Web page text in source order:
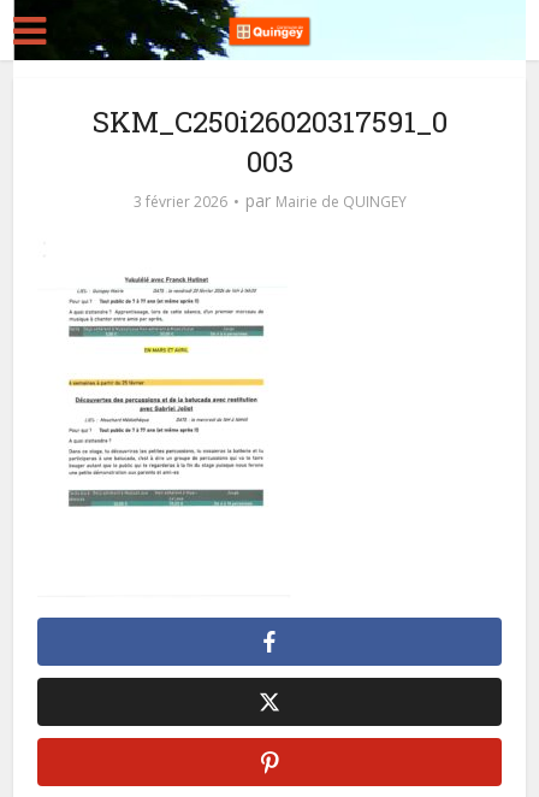
SKM_C250i26020317591_0
003
3 février 2026 par Mairie de QUINGEY